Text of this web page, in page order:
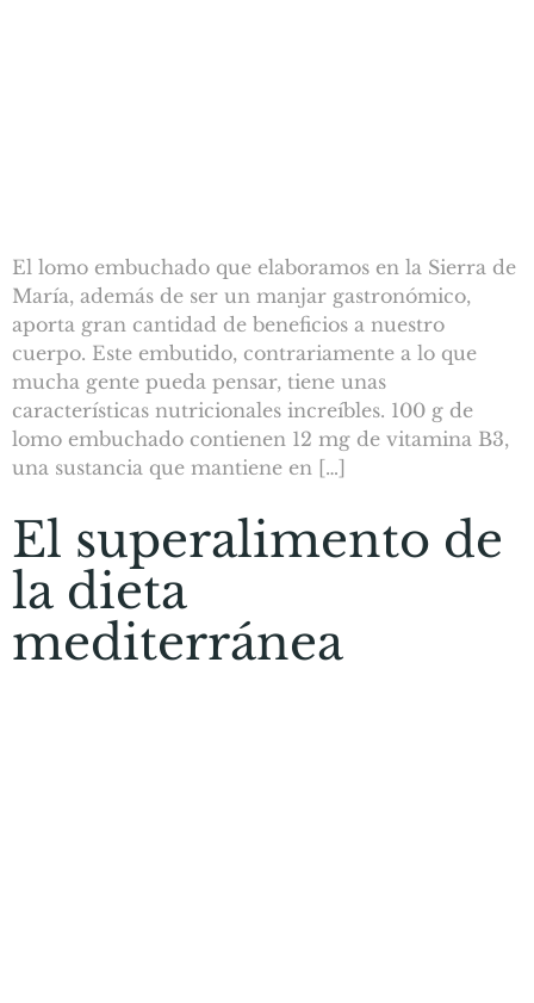
El lomo embuchado que elaboramos en la Sierra de
María, además de ser un manjar gastronómico,
aporta gran cantidad de beneficios a nuestro
cuerpo. Este embutido, contrariamente a lo que
mucha gente pueda pensar, tiene unas
características nutricionales increíbles. 100 g de
lomo embuchado contienen 12 mg de vitamina B3,
una sustancia que mantiene en […]
El superalimento de
la dieta
mediterránea